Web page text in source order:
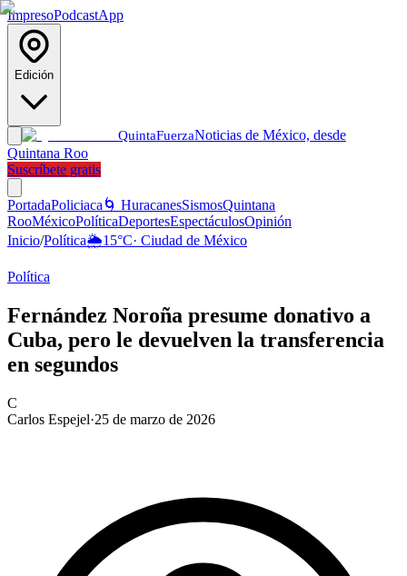
ImpresoPodcastApp
Edición
QuintaFuerzaNoticias de México, desde
Quintana Roo
Suscríbete gratis
PortadaPoliciaca 🌀 HuracanesSismosQuintana
RooMéxicoPolíticaDeportesEspectáculosOpinión
Inicio/Política🌦️15°C· Ciudad de México
Política
Fernández Noroña presume donativo a
Cuba, pero le devuelven la transferencia
en segundos
C
Carlos Espejel·25 de marzo de 2026